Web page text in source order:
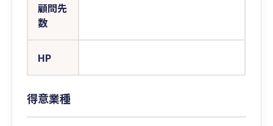
顧問先
数
HP
得意業種